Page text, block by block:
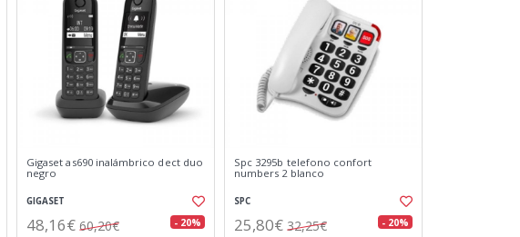
Gigaset as690 inalámbrico dect duo
negro
GIGASET
48,16€ 60,20€ - 20%
Spc 3295b telefono confort
numbers 2 blanco
SPC
25,80€ 32,25€ - 20%